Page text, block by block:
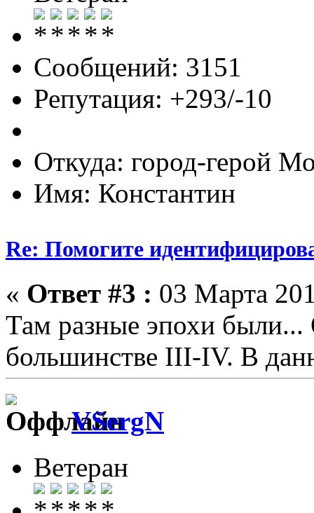
Сообщений: 3151
Репутация: +293/-10
Откуда: город-герой
Имя: Константин
Re: Помогите
« Ответ #3 : 03 Марта
Там разные эпохи
большинстве III-IV. В
VSergN
Ветеран